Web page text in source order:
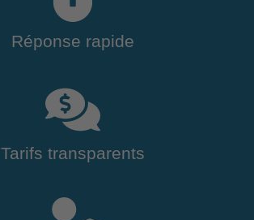
Réponse rapide
Tarifs transparents